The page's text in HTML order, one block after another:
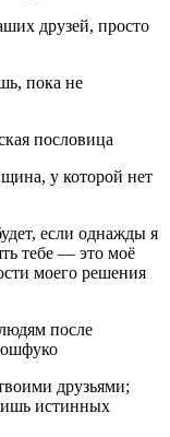
друзей, просто
пока не
пословица
у которой нет
если однажды я
тебе — это моё
моего решения
после
друзьями;
истинных